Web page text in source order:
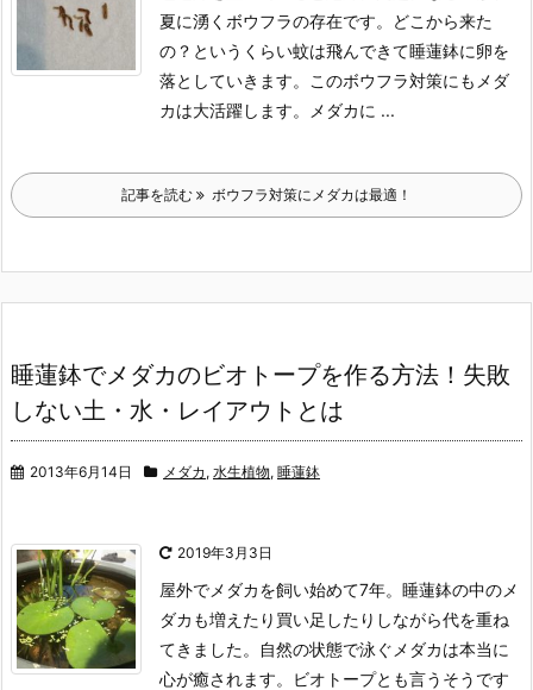
夏に湧くボウフラの存在です。
どこから来た
の？というくらい蚊は飛んできて睡蓮鉢に卵を
落としていきます。
このボウフラ対策にもメダ
カは大活躍します。
メダカに ...
記事を読む ボウフラ対策にメダカは最適！
睡蓮鉢でメダカのビオトープを作る方法！失敗
しない土・水・レイアウトとは
2013年6月14日 メダカ , 水生植物, 睡蓮鉢
2019年3月3日
屋外でメダカを飼い始めて7年。 睡蓮鉢の中のメ
ダカも増えたり買い足したりしながら代を重ね
てきました。
自然の状態で泳ぐメダカは本当に
心が癒されます。ビオトープとも言うそうです